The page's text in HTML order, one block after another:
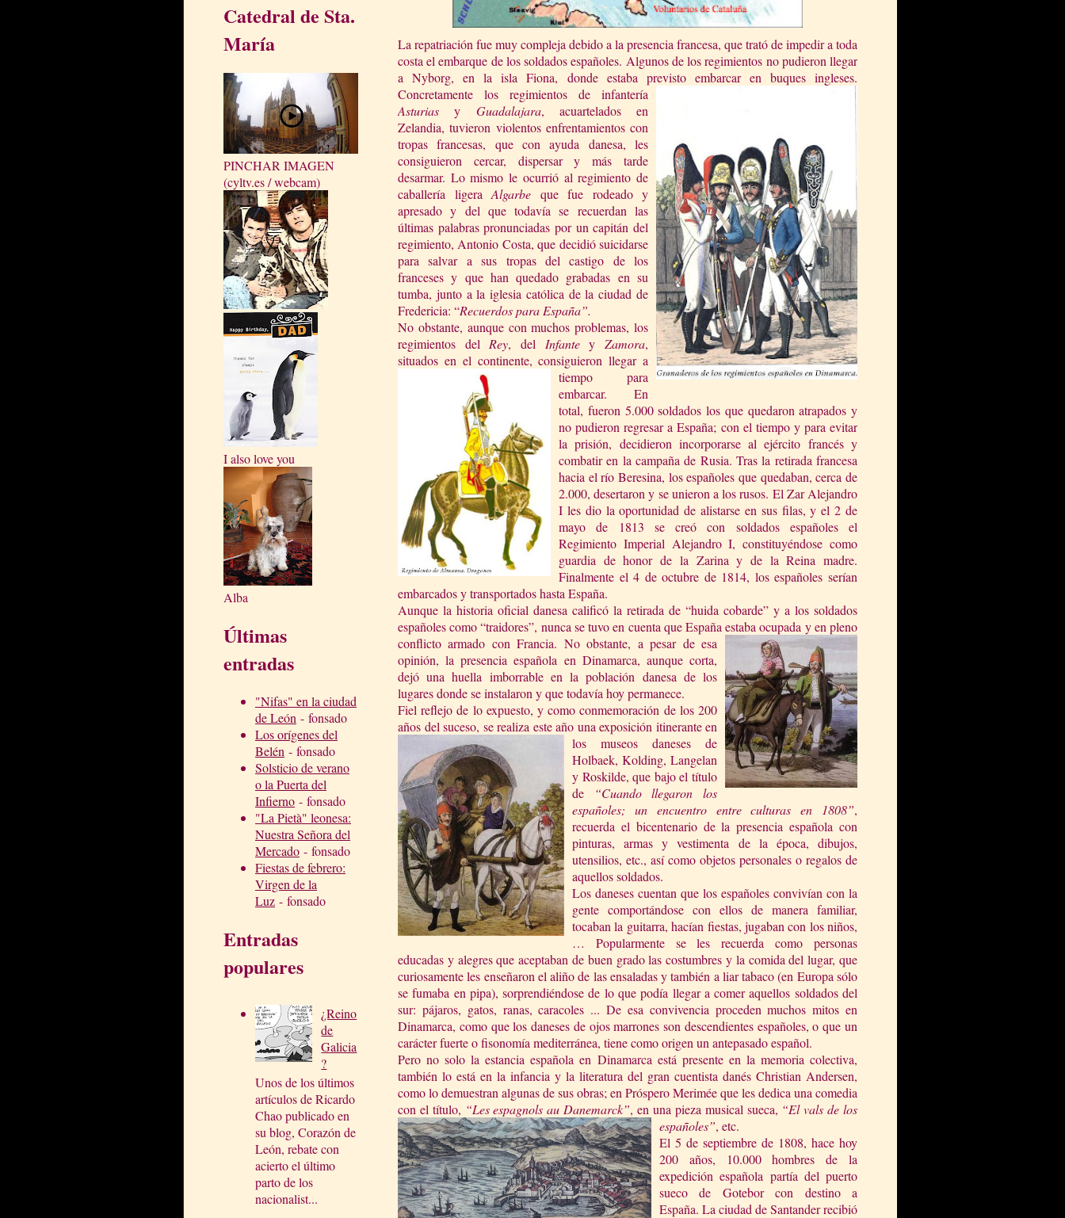
Catedral de Sta.
María
PINCHAR IMAGEN
(cyltv.es / webcam)
I also love you
Alba
Últimas
entradas
"Nifas" en la ciudad
de León - fonsado
Los orígenes del
Belén - fonsado
Solsticio de verano
o la Puerta del
Infierno - fonsado
"La Pietà" leonesa:
Nuestra Señora del
Mercado - fonsado
Fiestas de febrero:
Virgen de la
Luz - fonsado
Entradas
populares
¿Reino
de
Galicia
?
Unos de los últimos
artículos de Ricardo
Chao publicado en
su blog, Corazón de
León, rebate con
acierto el último
parto de los
nacionalist...
La repatriación fue muy compleja debido a la presencia francesa, que trató de impedir a toda
costa el embarque de los soldados españoles. Algunos de los regimientos no pudieron llegar
a Nyborg, en la isla Fiona, donde estaba previsto embarcar en buques ingleses.
Concretamente los regimientos de infantería
Asturiasy Guadalajara, acuartelados en
Zelandia, tuvieron violentos enfrentamientos con
tropas francesas, que con ayuda danesa, les
consiguieron cercar, dispersar y más tarde
desarmar. Lo mismo le ocurrió al regimiento de
caballería ligera Algarbe que fue rodeado y
apresado y del que todavía se recuerdan las
últimas palabras pronunciadas por un capitán del
regimiento, Antonio Costa, que decidió suicidarse
para salvar a sus tropas del castigo de los
franceses y que han quedado grabadas en su
tumba, junto a la iglesia católica de la ciudad de
Fredericia: “Recuerdos para España”.
No obstante, aunque con muchos problemas, los
regimientos del Rey, del InfanteyZamora,
situados en el continente, consiguieron llegar a
tiempo para
embarcar. En
total, fueron 5.000 soldados los que quedaron atrapados y
no pudieron regresar a España; con el tiempo y para evitar
la prisión, decidieron incorporarse al ejército francés y
combatir en la campaña de Rusia. Tras la retirada francesa
hacia el río Beresina, los españoles que quedaban, cerca de
2.000, desertaron y se unieron a los rusos. El Zar Alejandro
I les dio la oportunidad de alistarse en sus filas, y el 2 de
mayo de 1813 se creó con soldados españoles el
Regimiento Imperial Alejandro I, constituyéndose como
guardia de honor de la Zarina y de la Reina madre.
Finalmente el 4 de octubre de 1814, los españoles serían
embarcados y transportados hasta España.
Aunque la historia oficial danesa calificó la retirada de “huida cobarde” y a los soldados
españoles como “traidores”, nunca se tuvo en cuenta que España estaba ocupada y en pleno
conflicto armado con Francia. No obstante, a pesar de esa
opinión, la presencia española en Dinamarca, aunque corta,
dejó una huella imborrable en la población danesa de los
lugares donde se instalaron y que todavía hoy permanece.
Fiel reflejo de lo expuesto, y como conmemoración de los 200
años del suceso, se realiza este año una exposición itinerante en
los museos daneses de
Holbaek, Kolding, Langelan
y Roskilde, que bajo el título
de
“Cuando llegaron los
españoles; un encuentro entre culturas en 1808”,
recuerda el bicentenario de la presencia española con
pinturas, armas y vestimenta de la época, dibujos,
utensilios, etc., así como objetos personales o regalos de
aquellos soldados.
Los daneses cuentan que los españoles convivían con la
gente comportándose con ellos de manera familiar,
tocaban la guitarra, hacían fiestas, jugaban con los niños,
… Popularmente se les recuerda como personas
educadas y alegres que aceptaban de buen grado las costumbres y la comida del lugar, que
curiosamente les enseñaron el aliño de las ensaladas y también a liar tabaco (en Europa sólo
se fumaba en pipa), sorprendiéndose de lo que podía llegar a comer aquellos soldados del
sur: pájaros, gatos, ranas, caracoles ... De esa convivencia proceden muchos mitos en
Dinamarca, como que los daneses de ojos marrones son descendientes españoles, o que un
carácter fuerte o fisonomía mediterránea, tiene como origen un antepasado español.
Pero no solo la estancia española en Dinamarca está presente en la memoria colectiva,
también lo está en la infancia y la literatura del gran cuentista danés Christian Andersen,
como lo demuestran algunas de sus obras; en Próspero Merimée que les dedica una comedia
con el título, “Les espagnols au Danemarck”, en una pieza musical sueca, “El vals de los
españoles”, etc.
El 5 de septiembre de 1808, hace hoy
200 años, 10.000 hombres de la
expedición española partía del puerto
sueco de Gotebor con destino a
España. La ciudad de Santander recibió